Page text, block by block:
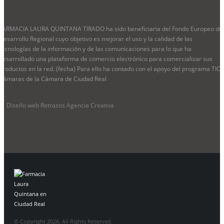
LAURA QUINTANA TIRADO ha sido beneficiaria del Fondo Europeo de
Regional cuyo objetivo es mejorar el uso y la calidad de las
de la información y de las comunicaciones para lo que ha
una plataforma de comercio electrónico para comercializar sus
en la red. (fecha) Para ello ha contado con el apoyo del programa TIC
de la Cámara de Ciudad Real
Diseño web Retrazos Agencia Creativa
© Copyright 2026. All Rights Reserved.